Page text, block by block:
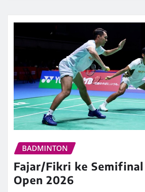
BADMINTON
Fajar/Fikri ke Semifinal
Open 2026